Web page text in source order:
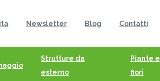
Newsletter Blog Contatti
Strutture da
esterno
Piante e
fiori